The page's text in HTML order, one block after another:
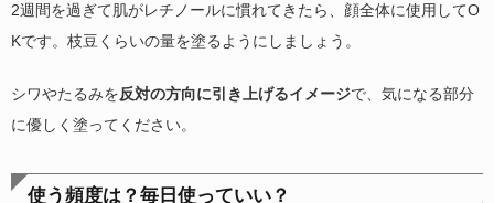
2週間を過ぎて肌がレチノールに慣れてきたら、顔全体に使用してO
Kです。枝豆くらいの量を塗るようにしましょう。
シワやたるみを反対の方向に引き上げるイメージで、気になる部分
に優しく塗ってください。
使う頻度は？毎日使っていい？